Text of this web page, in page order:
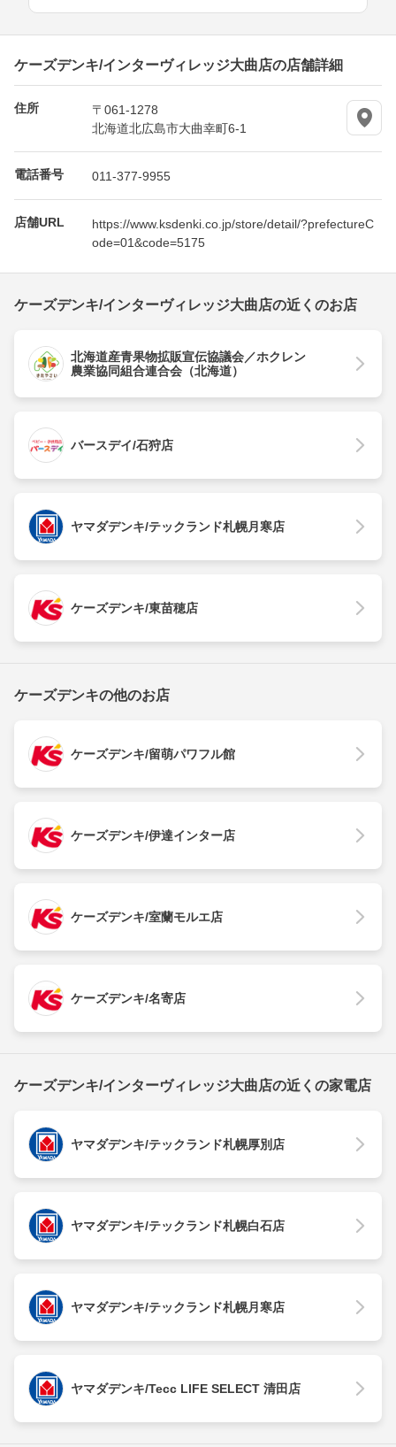
ケーズデンキ/インターヴィレッジ大曲店の店舗詳細
住所
〒061-1278
北海道北広島市大曲幸町6-1
電話番号 011-377-9955
店舗URL
https://www.ksdenki.co.jp/store/detail/?prefectureC
ode=01&code=5175
ケーズデンキ/インターヴィレッジ大曲店の近くのお店
北海道産青果物拡販宣伝協議会／ホクレン
農業協同組合連合会（北海道）
バースデイ/石狩店
ヤマダデンキ/テックランド札幌月寒店
ケーズデンキ/東苗穂店
ケーズデンキの他のお店
ケーズデンキ/留萌パワフル館
ケーズデンキ/伊達インター店
ケーズデンキ/室蘭モルエ店
ケーズデンキ/名寄店
ケーズデンキ/インターヴィレッジ大曲店の近くの家電店
ヤマダデンキ/テックランド札幌厚別店
ヤマダデンキ/テックランド札幌白石店
ヤマダデンキ/テックランド札幌月寒店
ヤマダデンキ/Tecc LIFE SELECT 清田店